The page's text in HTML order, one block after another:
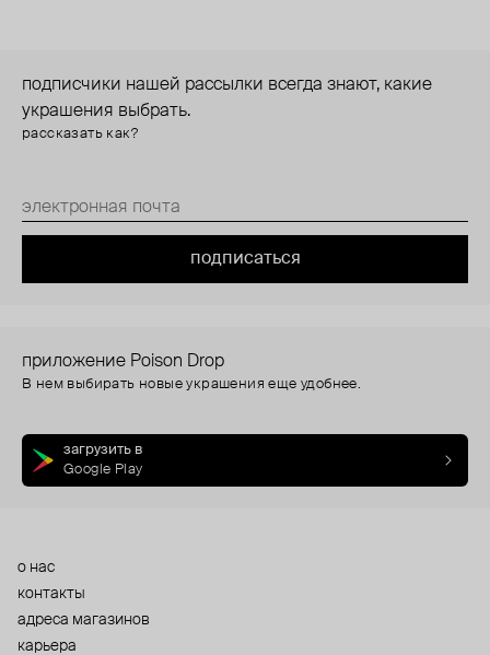
подписчики нашей рассылки всегда знают, какие
украшения выбрать.
рассказать как?
подписаться
приложение Poison Drop
В нем выбирать новые украшения еще удобнее.
загрузить в
Google Play
о нас
контакты
адреса магазинов
карьера